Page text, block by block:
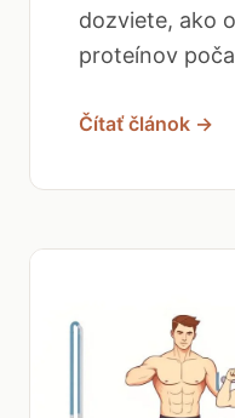
dozviete, ako
proteínov
Čítať článok →